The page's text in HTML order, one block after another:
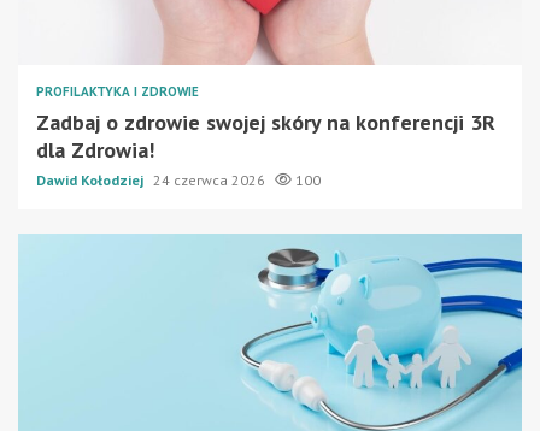
PROFILAKTYKA I ZDROWIE
Zadbaj o zdrowie swojej skóry na konferencji 3R
dla Zdrowia!
Dawid Kołodziej 24 czerwca 2026 100